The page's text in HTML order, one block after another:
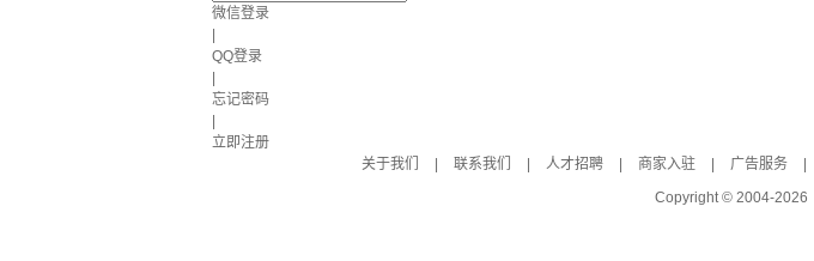
微信登录
QQ登录
忘记密码
立即注册
关于我们
联系我们 人才招聘 商家入驻 广告服务
Copyright © 2004-2026